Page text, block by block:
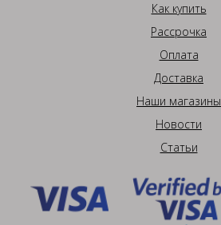
Как купить
Рассрочка
Оплата
Доставка
Наши магазины
Новости
Статьи